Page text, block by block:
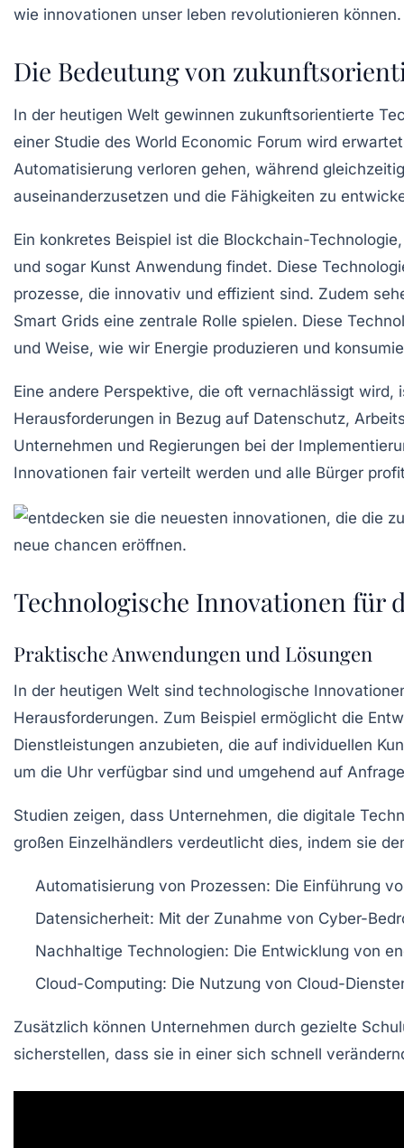
Die Bedeutung von
In der heutigen Welt gewinnen zukunftsorientierte
einer Studie des World Economic Forum wird
Automatisierung verloren gehen, während
auseinanderzusetzen und die Fähigkeiten zu
Ein konkretes Beispiel ist die Blockchain-Technologie
und sogar Kunst Anwendung findet. Diese
prozesse, die innovativ und effizient sind. Zudem
Smart Grids eine zentrale Rolle spielen. Diese
und Weise, wie wir Energie produzieren und
Eine andere Perspektive, die oft vernachlässigt
Herausforderungen in Bezug auf Datenschutz,
Unternehmen und Regierungen bei der
Innovationen fair verteilt werden und alle Bürger
Technologische Innovationen für
Praktische Anwendungen und Lösungen
In der heutigen Welt sind technologische
Herausforderungen. Zum Beispiel ermöglicht die
Dienstleistungen anzubieten, die auf individuellen
um die Uhr verfügbar sind und umgehend auf
Studien zeigen, dass Unternehmen, die digitale
großen Einzelhändlers verdeutlicht dies, indem sie
Automatisierung von Prozessen: Die Einführung
Datensicherheit: Mit der Zunahme von Cyber-
Nachhaltige Technologien: Die Entwicklung von
Cloud-Computing: Die Nutzung von Cloud-
Zusätzlich können Unternehmen durch gezielte
sicherstellen, dass sie in einer sich schnell